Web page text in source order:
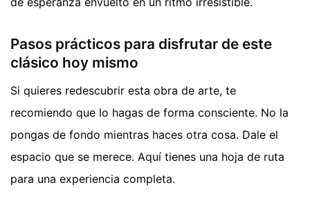
Pasos prácticos para disfrutar de este
clásico hoy mismo
Si quieres redescubrir esta obra de arte, te
recomiendo que lo hagas de forma consciente. No la
pongas de fondo mientras haces otra cosa. Dale el
espacio que se merece. Aquí tienes una hoja de ruta
para una experiencia completa.